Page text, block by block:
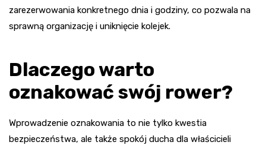
zarezerwowania konkretnego dnia i godziny, co pozwala na
sprawną organizację i uniknięcie kolejek.
Dlaczego warto
oznakować swój rower?
Wprowadzenie oznakowania to nie tylko kwestia
bezpieczeństwa, ale także spokój ducha dla właścicieli